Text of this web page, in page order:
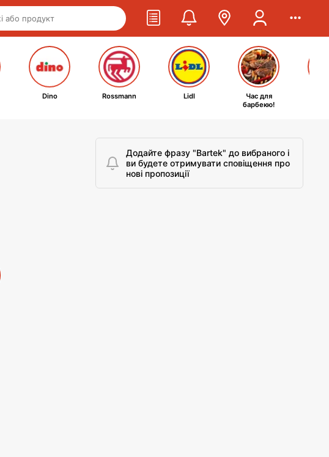
Dino Rossmann Lidl
Час для
барбекю!
Додайте фразу "Bartek" до вибраного і
ви будете отримувати сповіщення про
нові пропозиції